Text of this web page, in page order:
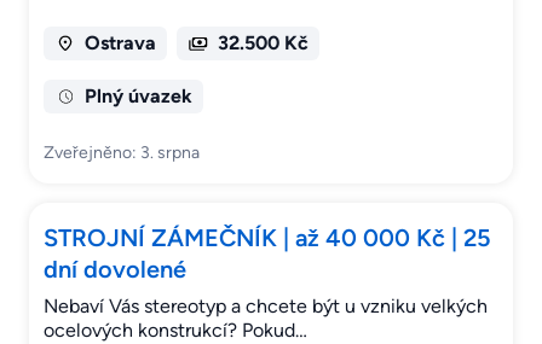
Ostrava 32.500 Kč
Plný úvazek
Zveřejněno: 3. srpna
STROJNÍ ZÁMEČNÍK | až 40 000 Kč | 25
dní dovolené
Nebaví Vás stereotyp a chcete být u vzniku velkých
ocelových konstrukcí? Pokud…